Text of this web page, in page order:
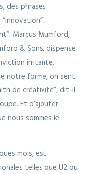
des phrases
Marcus Mumford,
& Sons, dispense
irritante.
notre forme, on sent
de créativité”, dit-il
Et d’ajouter
nous sommes le
mois, est
telles que U2 ou